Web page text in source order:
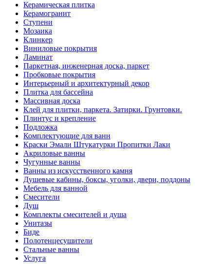
Керамическая плитка
Керамогранит
Ступени
Мозаика
Клинкер
Виниловые покрытия
Ламинат
Паркетная, инженерная доска, паркет
Пробковые покрытия
Интерьерный и архитектурный декор
Плитка для бассейна
Массивная доска
Клей для плитки, паркета. Затирки. Грунтовки.
Плинтус и крепление
Подложка
Комплектующие для ванн
Краски Эмали Штукатурки Пропитки Лаки
Акриловые ванны
Чугунные ванны
Ванны из искусственного камня
Душевые кабины, боксы, уголки, двери, поддоны
Мебель для ванной
Смесители
Душ
Комплекты смесителей и душа
Унитазы
Биде
Полотенцесушители
Стальные ванны
Услуга